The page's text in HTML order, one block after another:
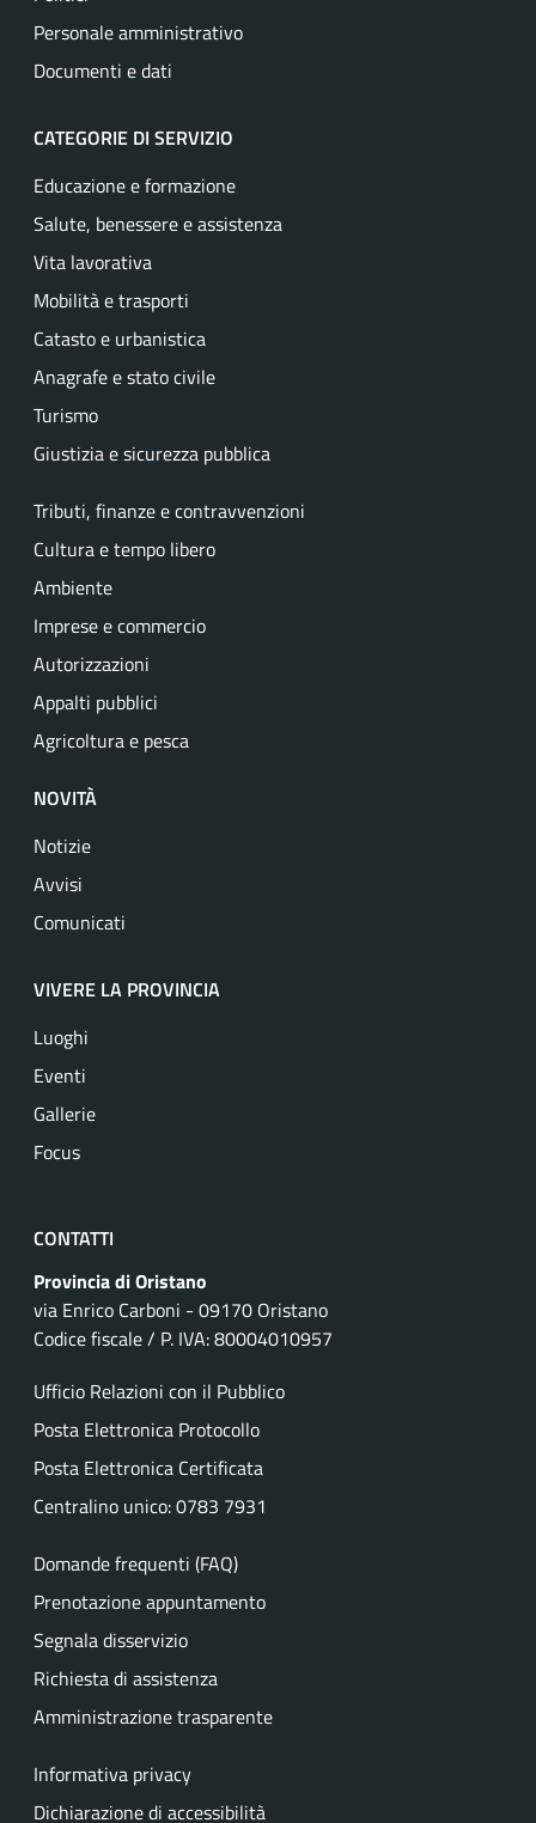
Personale amministrativo
Documenti e dati
CATEGORIE DI SERVIZIO
Educazione e formazione
Salute, benessere e assistenza
Vita lavorativa
Mobilità e trasporti
Catasto e urbanistica
Anagrafe e stato civile
Turismo
Giustizia e sicurezza pubblica
Tributi, finanze e contravvenzioni
Cultura e tempo libero
Ambiente
Imprese e commercio
Autorizzazioni
Appalti pubblici
Agricoltura e pesca
NOVITÀ
Notizie
Avvisi
Comunicati
VIVERE LA PROVINCIA
Luoghi
Eventi
Gallerie
Focus
CONTATTI
Provincia di Oristano
via Enrico Carboni - 09170 Oristano
Codice fiscale / P. IVA: 80004010957
Ufficio Relazioni con il Pubblico
Posta Elettronica Protocollo
Posta Elettronica Certificata
Centralino unico: 0783 7931
Domande frequenti (FAQ)
Prenotazione appuntamento
Segnala disservizio
Richiesta di assistenza
Amministrazione trasparente
Informativa privacy
Dichiarazione di accessibilità